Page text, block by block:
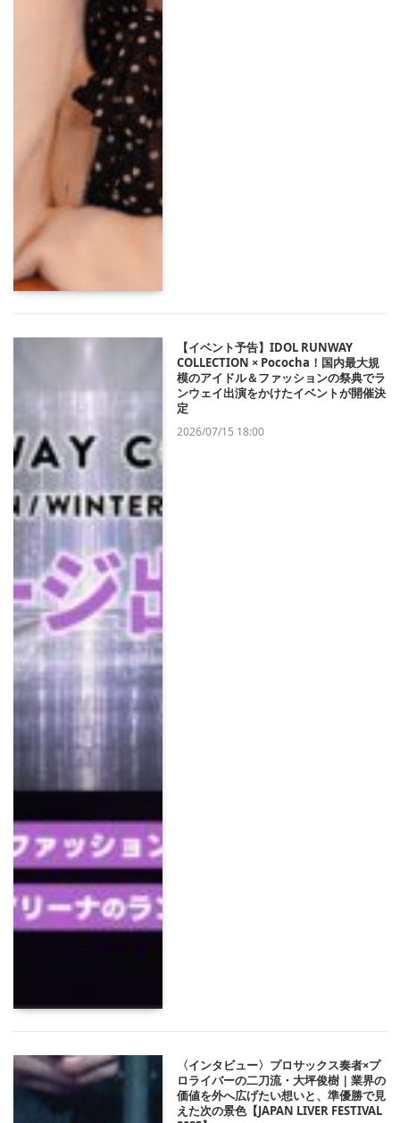
【イベント予告】IDOL RUNWAY
COLLECTION × Pococha！国内最大規
模のアイドル＆ファッションの祭典でラ
ンウェイ出演をかけたイベントが開催決
定
2026/07/15 18:00
〈インタビュー〉プロサックス奏者×プ
ロライバーの二刀流・大坪俊樹｜業界の
価値を外へ広げたい想いと、準優勝で見
えた次の景色【JAPAN LIVER FESTIVAL